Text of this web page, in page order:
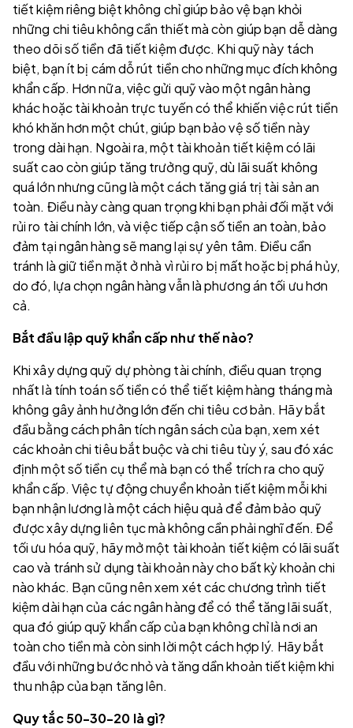
tiết kiệm riêng biệt không chỉ giúp bảo vệ bạn khỏi
những chi tiêu không cần thiết mà còn giúp bạn dễ dàng
theo dõi số tiền đã tiết kiệm được. Khi quỹ này tách
biệt, bạn ít bị cám dỗ rút tiền cho những mục đích không
khẩn cấp. Hơn nữa, việc gửi quỹ vào một ngân hàng
khác hoặc tài khoản trực tuyến có thể khiến việc rút tiền
khó khăn hơn một chút, giúp bạn bảo vệ số tiền này
trong dài hạn. Ngoài ra, một tài khoản tiết kiệm có lãi
suất cao còn giúp tăng trưởng quỹ, dù lãi suất không
quá lớn nhưng cũng là một cách tăng giá trị tài sản an
toàn. Điều này càng quan trọng khi bạn phải đối mặt với
rủi ro tài chính lớn, và việc tiếp cận số tiền an toàn, bảo
đảm tại ngân hàng sẽ mang lại sự yên tâm. Điều cần
tránh là giữ tiền mặt ở nhà vì rủi ro bị mất hoặc bị phá hủy,
do đó, lựa chọn ngân hàng vẫn là phương án tối ưu hơn
cả.
Bắt đầu lập quỹ khẩn cấp như thế nào?
Khi xây dựng quỹ dự phòng tài chính, điều quan trọng
nhất là tính toán số tiền có thể tiết kiệm hàng tháng mà
không gây ảnh hưởng lớn đến chi tiêu cơ bản. Hãy bắt
đầu bằng cách phân tích ngân sách của bạn, xem xét
các khoản chi tiêu bắt buộc và chi tiêu tùy ý, sau đó xác
định một số tiền cụ thể mà bạn có thể trích ra cho quỹ
khẩn cấp. Việc tự động chuyển khoản tiết kiệm mỗi khi
bạn nhận lương là một cách hiệu quả để đảm bảo quỹ
được xây dựng liên tục mà không cần phải nghĩ đến. Để
tối ưu hóa quỹ, hãy mở một tài khoản tiết kiệm có lãi suất
cao và tránh sử dụng tài khoản này cho bất kỳ khoản chi
nào khác. Bạn cũng nên xem xét các chương trình tiết
kiệm dài hạn của các ngân hàng để có thể tăng lãi suất,
qua đó giúp quỹ khẩn cấp của bạn không chỉ là nơi an
toàn cho tiền mà còn sinh lời một cách hợp lý. Hãy bắt
đầu với những bước nhỏ và tăng dần khoản tiết kiệm khi
thu nhập của bạn tăng lên.
Quy tắc 50-30-20 là gì?